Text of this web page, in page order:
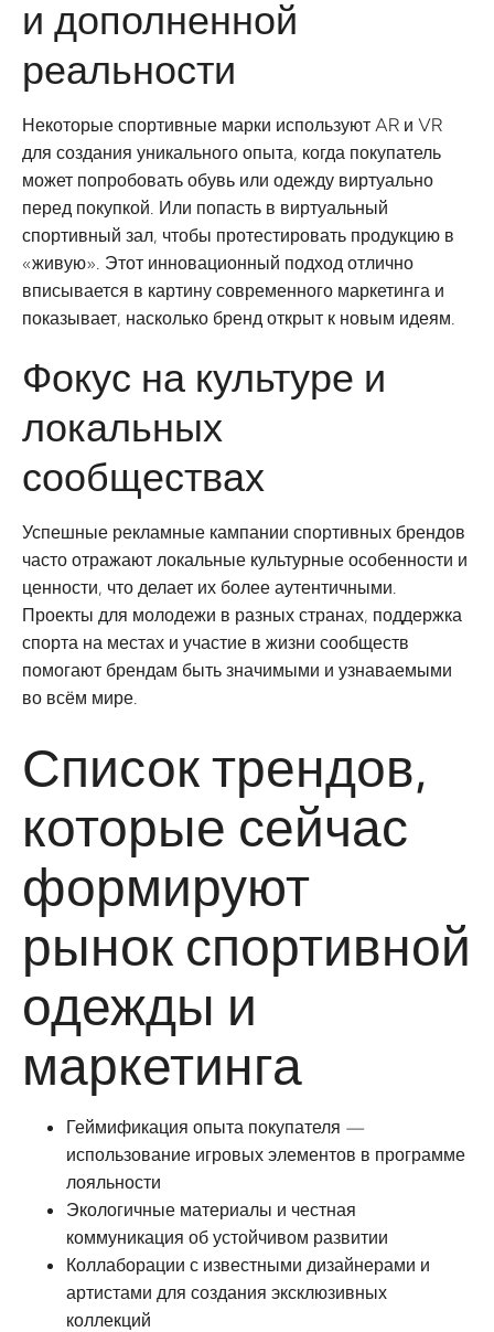
и дополненной
реальности
Некоторые спортивные марки используют AR и VR
для создания уникального опыта, когда покупатель
может попробовать обувь или одежду виртуально
перед покупкой. Или попасть в виртуальный
спортивный зал, чтобы протестировать продукцию в
«живую». Этот инновационный подход отлично
вписывается в картину современного маркетинга и
показывает, насколько бренд открыт к новым идеям.
Фокус на культуре и
локальных
сообществах
Успешные рекламные кампании спортивных брендов
часто отражают локальные культурные особенности и
ценности, что делает их более аутентичными.
Проекты для молодежи в разных странах, поддержка
спорта на местах и участие в жизни сообществ
помогают брендам быть значимыми и узнаваемыми
во всём мире.
Список трендов,
которые сейчас
формируют
рынок спортивной
одежды и
маркетинга
Геймификация опыта покупателя —
использование игровых элементов в программе
лояльности
Экологичные материалы и честная
коммуникация об устойчивом развитии
Коллаборации с известными дизайнерами и
артистами для создания эксклюзивных
коллекций